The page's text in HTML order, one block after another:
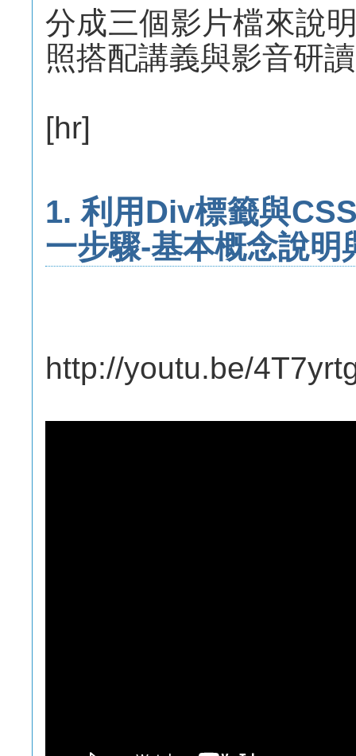
分成三個影片檔來說
照搭配講義與影音研
[hr]
1. 利用Div標籤與
一步驟-基本概念說
http://youtu.be/